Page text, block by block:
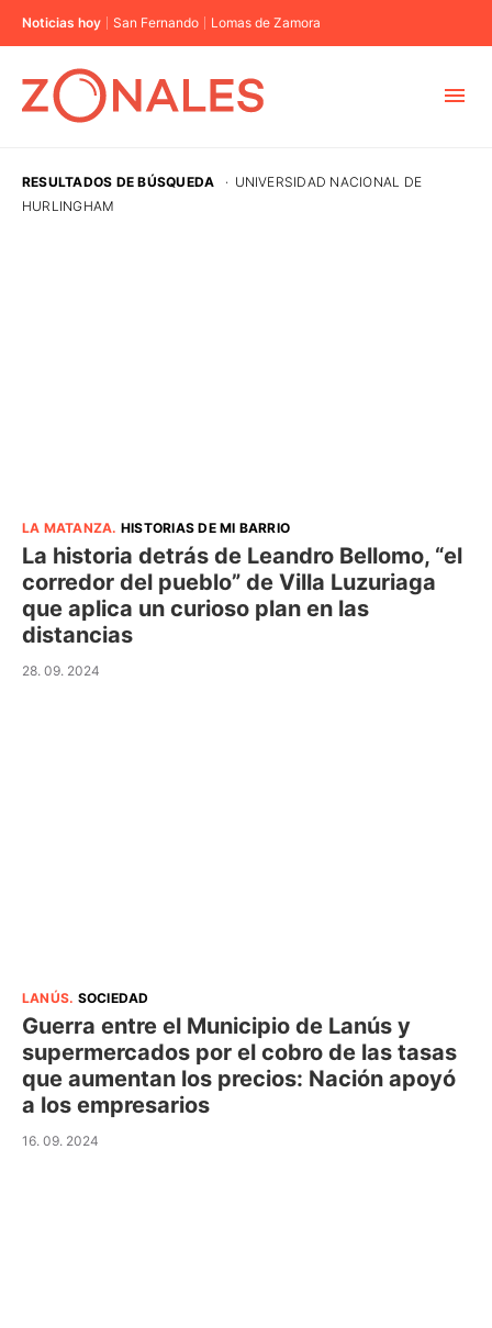
Noticias hoy San Fernando Lomas de Zamora
RESULTADOS DE BÚSQUEDA · UNIVERSIDAD NACIONAL DE
HURLINGHAM
LA MATANZA. HISTORIAS DE MI BARRIO
La historia detrás de Leandro Bellomo, “el
corredor del pueblo” de Villa Luzuriaga
que aplica un curioso plan en las
distancias
28. 09. 2024
LANÚS. SOCIEDAD
Guerra entre el Municipio de Lanús y
supermercados por el cobro de las tasas
que aumentan los precios: Nación apoyó
a los empresarios
16. 09. 2024